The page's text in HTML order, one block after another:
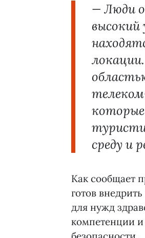
— Люди
высокий
среду и
Как сообщает
готов
для нужд
компетенции